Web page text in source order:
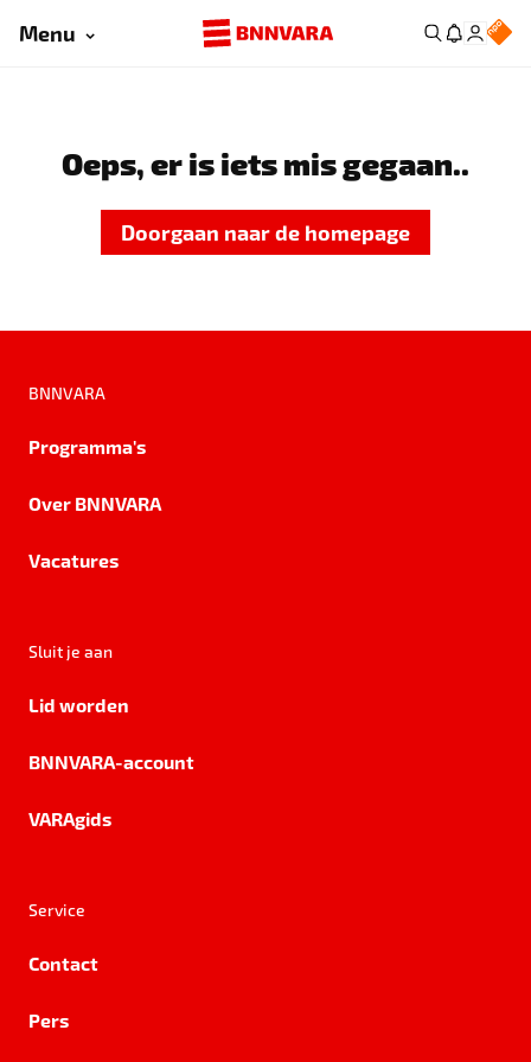
Menu
Oeps, er is iets mis gegaan..
Doorgaan naar de homepage
BNNVARA
Programma's
Over BNNVARA
Vacatures
Sluit je aan
Lid worden
BNNVARA-account
VARAgids
Service
Contact
Pers